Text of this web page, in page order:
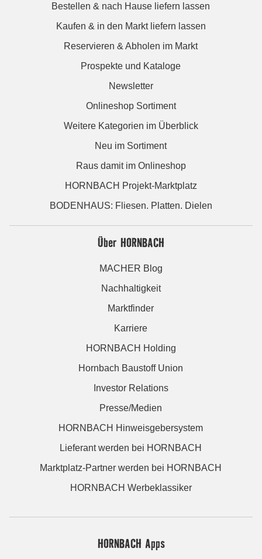
Bestellen & nach Hause liefern lassen
Kaufen & in den Markt liefern lassen
Reservieren & Abholen im Markt
Prospekte und Kataloge
Newsletter
Onlineshop Sortiment
Weitere Kategorien im Überblick
Neu im Sortiment
Raus damit im Onlineshop
HORNBACH Projekt-Marktplatz
BODENHAUS: Fliesen. Platten. Dielen
Über HORNBACH
MACHER Blog
Nachhaltigkeit
Marktfinder
Karriere
HORNBACH Holding
Hornbach Baustoff Union
Investor Relations
Presse/Medien
HORNBACH Hinweisgebersystem
Lieferant werden bei HORNBACH
Marktplatz-Partner werden bei HORNBACH
HORNBACH Werbeklassiker
HORNBACH Apps